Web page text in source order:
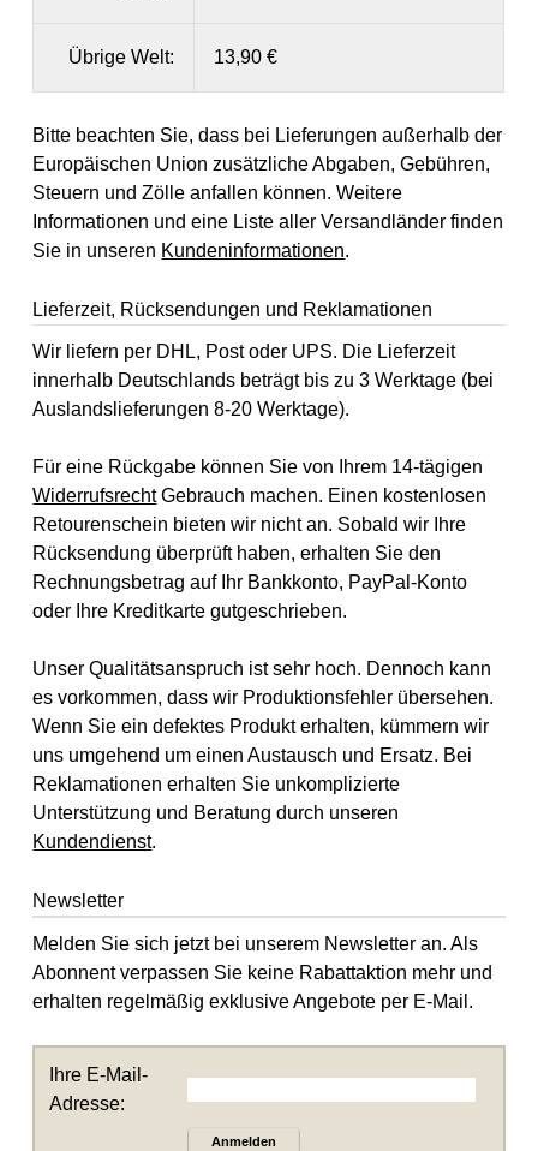
Übrige Welt: 13,90 €
Bitte beachten Sie, dass bei Lieferungen außerhalb der
Europäischen Union zusätzliche Abgaben, Gebühren,
Steuern und Zölle anfallen können. Weitere
Informationen und eine Liste aller Versandländer finden
Sie in unseren Kundeninformationen.
Lieferzeit, Rücksendungen und Reklamationen
Wir liefern per DHL, Post oder UPS. Die Lieferzeit
innerhalb Deutschlands beträgt bis zu 3 Werktage (bei
Auslandslieferungen 8-20 Werktage).
Für eine Rückgabe können Sie von Ihrem 14-tägigen
WiderrufsrechtGebrauch machen. Einen kostenlosen
Retourenschein bieten wir nicht an. Sobald wir Ihre
Rücksendung überprüft haben, erhalten Sie den
Rechnungsbetrag auf Ihr Bankkonto, PayPal-Konto
oder Ihre Kreditkarte gutgeschrieben.
Unser Qualitätsanspruch ist sehr hoch. Dennoch kann
es vorkommen, dass wir Produktionsfehler übersehen.
Wenn Sie ein defektes Produkt erhalten, kümmern wir
uns umgehend um einen Austausch und Ersatz. Bei
Reklamationen erhalten Sie unkomplizierte
Unterstützung und Beratung durch unseren
Kundendienst.
Newsletter
Melden Sie sich jetzt bei unserem Newsletter an. Als
Abonnent verpassen Sie keine Rabattaktion mehr und
erhalten regelmäßig exklusive Angebote per E-Mail.
Ihre E-Mail-
Adresse:
Anmelden